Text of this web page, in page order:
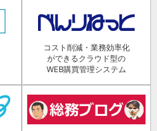
コスト削減・業務効率化
ができるクラウド型の
WEB購買管理システム